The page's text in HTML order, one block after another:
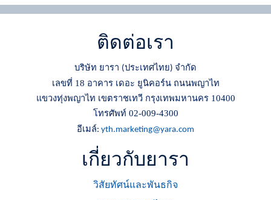
ติดต่อเรา
บริษัท ยารา (ประเทศไทย) จำกัด
เลขที่ 18 อาคาร เดอะ ยูนิคอร์น ถนนพญาไท
แขวงทุ่งพญาไท เขตราชเทวี กรุงเทพมหานคร 10400
โทรศัพท์ 02-009-4300
อีเมล์: yth.marketing@yara.com
เกี่ยวกับยารา
วิสัยทัศน์และพันธกิจ